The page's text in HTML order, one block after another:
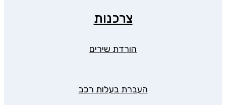
צרכנות
הורדת שירים
העברת בעלות רכב